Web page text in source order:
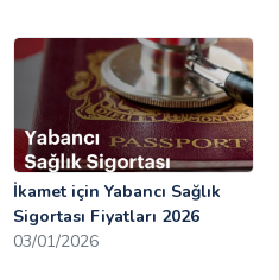
İkamet için Yabancı Sağlık
Sigortası Fiyatları 2026
03/01/2026